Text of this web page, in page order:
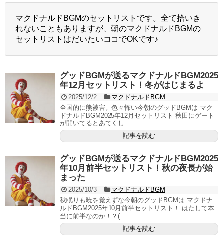
マクドナルドBGMのセットリストです。全て拾いき
れないこともありますが、朝のマクドナルドBGMの
セットリストはだいたいココでOKです♪
グッドBGMが送るマクドナルドBGM2025
年12月セットリスト！冬がはじまるよ
2025/12/2
マクドナルドBGM
全国的に熊被害。色々怖い今朝のグッドBGMは マク
ドナルドBGM2025年12月セットリスト 秋田にゲート
が開いてるとあてくし...
記事を読む
グッドBGMが送るマクドナルドBGM2025
年10月前半セットリスト！秋の夜長が始
まった
2025/10/3
マクドナルドBGM
秋眠りも暁を覚えずな今朝のグッドBGMは マクドナ
ルドBGM2025年10月前半セットリスト！ はたして本
当に前半なのか！？(...
記事を読む